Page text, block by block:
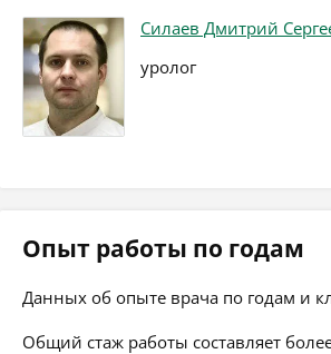
Силаев Дмитрий
уролог
Опыт работы по годам
Данных об опыте врача по годам и
Общий стаж работы составляет